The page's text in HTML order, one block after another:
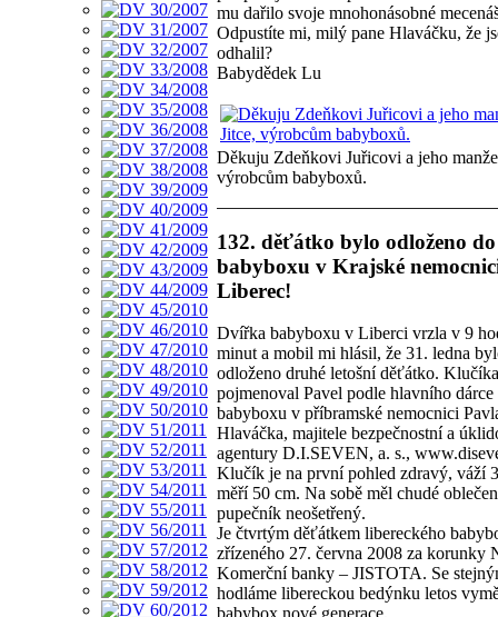
mu dařilo svoje mnohonásobné
Odpustíte mi, milý pane Hlaváčku, že
odhalil?
Babydědek Lu
Děkuju Zdeňkovi Juřicovi a jeho
výrobcům babyboxů.
132. děťátko bylo odloženo do
babyboxu v Krajské
Liberec!
Dvířka babyboxu v Liberci vrzla v 9
minut a mobil mi hlásil, že 31. ledna
odloženo druhé letošní děťátko.
pojmenoval Pavel podle hlavního dárce
babyboxu v příbramské nemocnici
Hlaváčka, majitele bezpečnostní a
agentury D.I.SEVEN, a. s.,
Klučík je na první pohled zdravý, váží
měří 50 cm. Na sobě měl chudé
pupečník neošetřený.
Je čtvrtým děťátkem libereckého
zřízeného 27. června 2008 za korunky
Komerční banky – JISTOTA. Se
hodláme libereckou bedýnku letos